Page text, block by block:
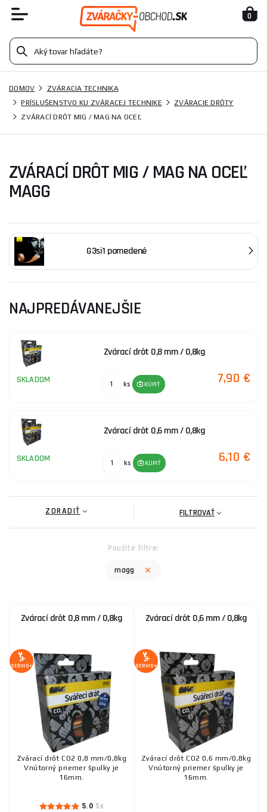
0
DOMOV
ZVÁRACIA TECHNIKA
PRÍSLUŠENSTVO KU ZVÁRACEJ TECHNIKE
ZVÁRACIE DRÔTY
ZVÁRACÍ DRÔT MIG / MAG NA OCEĽ
ZVÁRACÍ DRÔT MIG / MAG NA OCEĽ
MAGG
G3si1 pomedené
NAJPREDÁVANEJŠIE
Zvárací drôt 0,8 mm / 0,8kg
SKLADOM ks KÚPIŤ 7,90 €
Zvárací drôt 0,6 mm / 0,8kg
SKLADOM ks KÚPIŤ 6,10 €
ZORADIŤ FILTROVAŤ
Použité filtre:
magg
Zvárací drôt 0,8 mm / 0,8kg
SERVIS+
Zvárací drôt CO2 0,8 mm/0,8kg
Vnútorný priemer špulky je
16mm.
5.0 5x
Zvárací drôt 0,6 mm / 0,8kg
SERVIS+
Zvárací drôt CO2 0,6 mm/0,8kg
Vnútorný priemer špulky je
16mm.